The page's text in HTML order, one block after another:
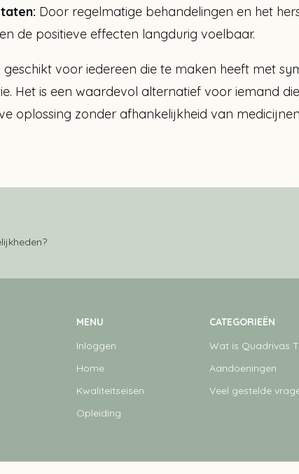
Door regelmatige behandelingen en het
de positieve effecten langdurig voelbaar.
geschikt voor iedereen die te maken heeft met
Het is een waardevol alternatief voor iemand
oplossing zonder afhankelijkheid van
MENU
Inloggen
Home
Kwaliteitseisen
Opleiding
CATEGORIEËN
Wat is Quadrivas
Aandoeningen
Veel gestelde